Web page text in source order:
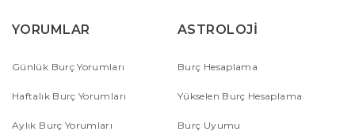
YORUMLAR
Günlük Burç Yorumları
Haftalık Burç Yorumları
Aylık Burç Yorumları
ASTROLOJİ
Burç Hesaplama
Yükselen Burç Hesaplama
Burç Uyumu